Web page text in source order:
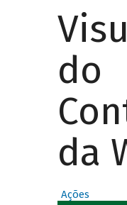
do
da
Ações